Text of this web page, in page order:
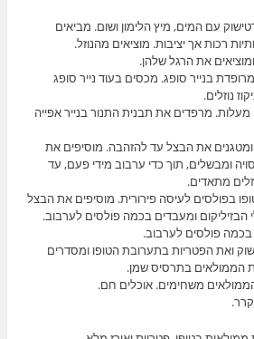
עם המים, מיץ הלימון ושום. מביאים
רכות אך יציבות. מוציאים מהנוזל.
את הרגל שלהן.
בנייר סופג. מכסים בעוד נייר סופג
נוזלים.
מחממים תנור לחום של 180 מעלות. מרפדים את תבנית התנור בנייר אפייה
את הבצל עד להזהבה. מוסיפים את
ומבשלים, תוך כדי ערבוב מידי פעם, עד
מתאדים.
בפולסים לעיסה פירורית. מוסיפים את הבצל
הבזיליקום ומעבדים בכמה פולסים לערבוב.
בכמה פולסים לערבוב.
ואת הפטריות בתערובת הטופו ומסדרים
הממולאים בתרסיס שמן.